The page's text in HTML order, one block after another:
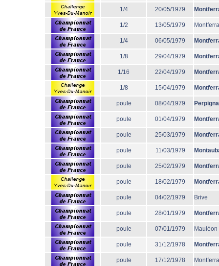
1/4 20/05/1979
1/2 13/05/1979
1/4 06/05/1979
1/8 29/04/1979
1/16 22/04/1979
1/8 15/04/1979
poule 08/04/1979
poule 01/04/1979
poule 25/03/1979
poule 11/03/1979
poule 25/02/1979
poule 18/02/1979
poule 04/02/1979 Brive
poule 28/01/1979
poule 07/01/1979 Mauléon
poule 31/12/1978
poule 17/12/1978